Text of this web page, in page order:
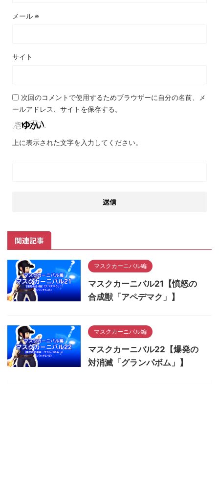
メール ※
サイト
次回のコメントで使用するためブラウザーに自分の名前、メ
ールアドレス、サイトを保存する。
上に表示された文字を入力してください。
関連記事
マスクカーニバル編
マスクカーニバル21【憤怒の
合成獣「アペデマク」】
マスクカーニバル編
マスクカーニバル22【爆発の
対消滅「グランパボム」】